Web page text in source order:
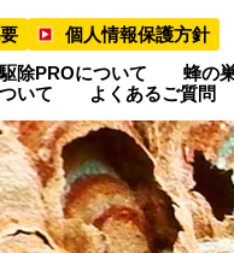
個人情報保護方針
除PROについて
蜂の
いて
よくあるご質問